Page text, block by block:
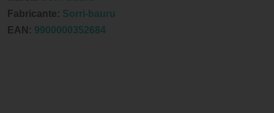
Fabricante: Sorri-bauru
EAN: 9900000352684